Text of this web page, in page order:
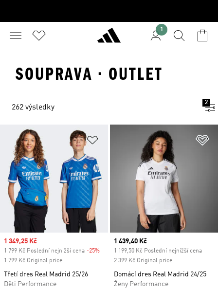
1
SOUPRAVA · OUTLET
262 výsledky
2
Přidat do seznamu přání
Sale price
1 349,25 Kč
1 799 Kč Poslední nejnižší cena -25% Discount
1 799 Kč Original price
Třetí dres Real Madrid 25/26
Děti Performance
Current price
1 439,40 Kč
1 199,50 Kč Poslední nejnižší cena
2 399 Kč Original price
Domácí dres Real Madrid 24/25
Ženy Performance